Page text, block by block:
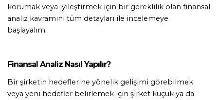
korumak veya iyileştirmek için bir gereklilik olan finansal
analiz kavramını tüm detayları ile incelemeye
başlayalım.
Finansal Analiz Nasıl Yapılır?
Bir şirketin hedeflerine yönelik gelişimi görebilmek
veya yeni hedefler belirlemek için şirket küçük ya da